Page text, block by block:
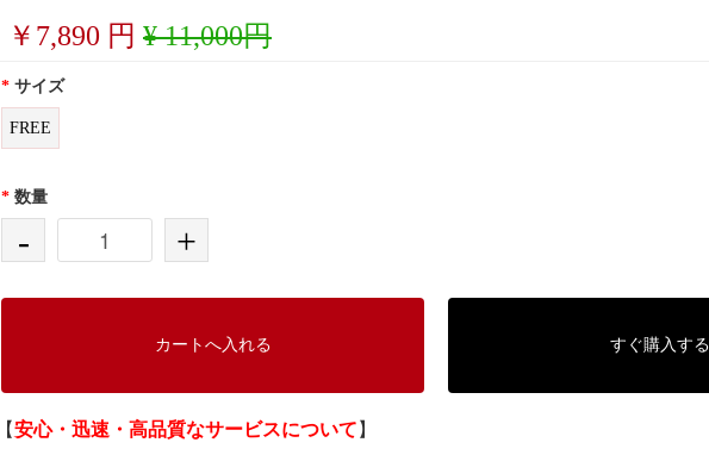
￥ 7,890 円 ¥ 11,000円
* サイズ
FREE
* 数量
- +
カートへ入れる すぐ購入する
【安心・迅速・高品質なサービスについて 】